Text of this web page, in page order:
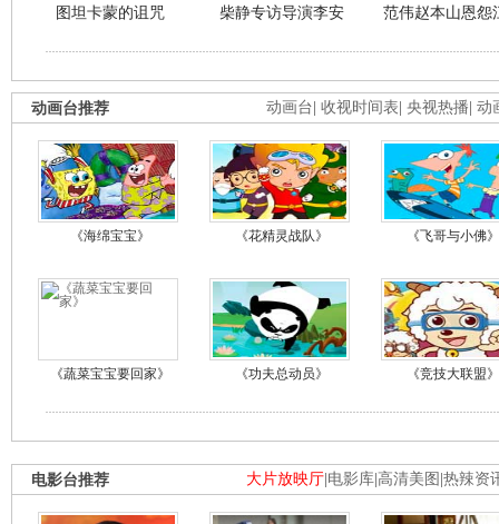
图坦卡蒙的诅咒 柴静专访导演李安 范伟赵本山恩怨
动画台 收视时间表 央视热播 动
动画台推荐
《海绵宝宝》 《花精灵战队》 《飞哥与小佛》
《蔬菜宝宝要回家》 《功夫总动员》 《竞技大联盟》
大片放映厅 电影库 高清美图 热辣资
电影台推荐